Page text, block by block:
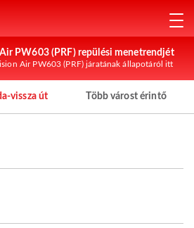
PW603 (PRF) repülési menetrendjét
Air PW603 (PRF) járatának állapotáról itt
vissza út Több várost érintő